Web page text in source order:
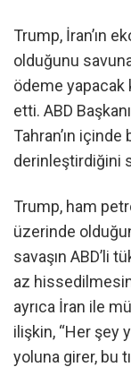
Trump, İran’ın
olduğunu
ödeme yapacak
etti. ABD
Tahran’ın
derinleştirdiğini
Trump, ham
üzerinde
savaşın ABD’li
az
ayrıca İran ile
ilişkin, “Her şey
yoluna girer, bu